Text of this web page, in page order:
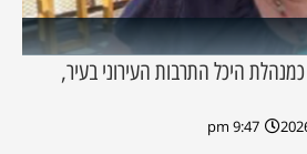
היכל התרבות העירוני בעיר,
9:47 pm